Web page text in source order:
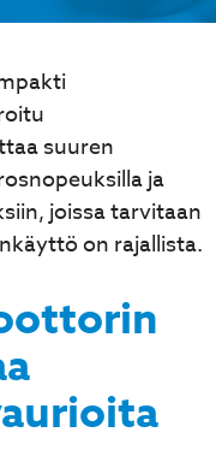
suuren
ja
joissa tarvitaan
on rajallista.